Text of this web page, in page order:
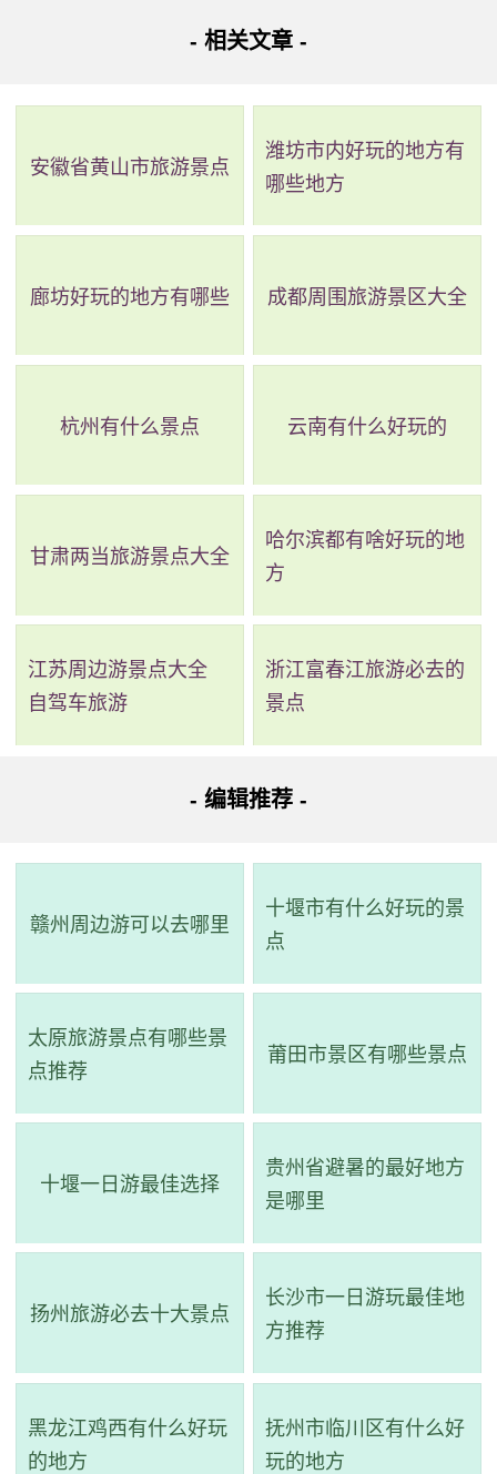
- 相关文章 -
安徽省黄山市旅游景点
潍坊市内好玩的地方有
哪些地方
廊坊好玩的地方有哪些 成都周围旅游景区大全
杭州有什么景点 云南有什么好玩的
甘肃两当旅游景点大全
哈尔滨都有啥好玩的地
方
江苏周边游景点大全
自驾车旅游
浙江富春江旅游必去的
景点
- 编辑推荐 -
赣州周边游可以去哪里
十堰市有什么好玩的景
点
太原旅游景点有哪些景
点推荐
莆田市景区有哪些景点
十堰一日游最佳选择
贵州省避暑的最好地方
是哪里
扬州旅游必去十大景点
长沙市一日游玩最佳地
方推荐
黑龙江鸡西有什么好玩
的地方
抚州市临川区有什么好
玩的地方